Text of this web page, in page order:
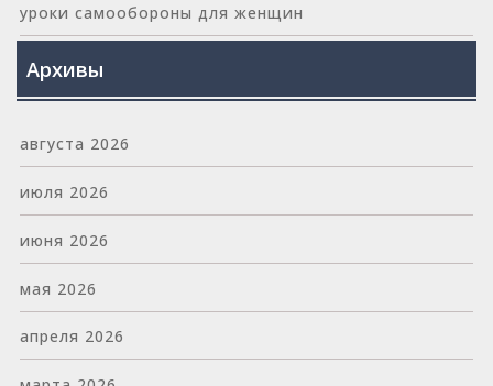
уроки самообороны для женщин
Архивы
августа 2026
июля 2026
июня 2026
мая 2026
апреля 2026